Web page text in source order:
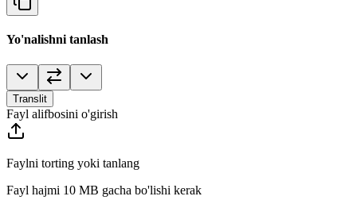
Yo'nalishni tanlash
Translit
Fayl alifbosini o'girish
Faylni torting yoki tanlang
Fayl hajmi 10 MB gacha bo'lishi kerak